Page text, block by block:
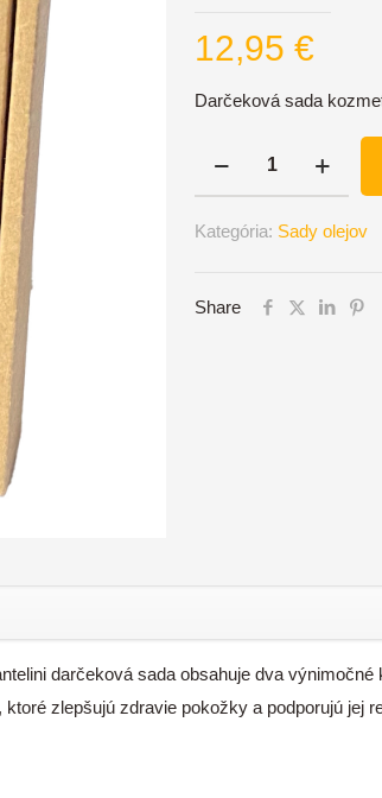
12,95 €
Darčeková sada
stojanom-
Kategória: Sady olejov
Share
darčeková sada obsahuje dva
zlepšujú zdravie pokožky a podporujú jej